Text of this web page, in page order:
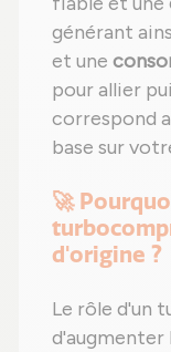
générant
et une
pour allier
correspond
base sur
🚀
d'origine ?
Le rôle d'un
d'augmenter